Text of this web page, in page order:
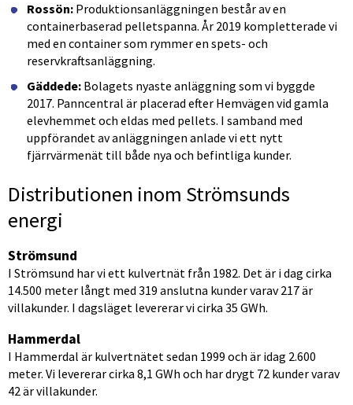
Rossön: Produktionsanläggningen består av en
containerbaserad pelletspanna. År 2019 kompletterade vi
med en container som rymmer en spets- och
reservkraftsanläggning.
Gäddede: Bolagets nyaste anläggning som vi byggde
2017. Panncentral är placerad efter Hemvägen vid gamla
elevhemmet och eldas med pellets. I samband med
uppförandet av anläggningen anlade vi ett nytt
fjärrvärmenät till både nya och befintliga kunder.
Distributionen inom Strömsunds
energi
Strömsund
I Strömsund har vi ett kulvertnät från 1982. Det är i dag cirka
14.500 meter långt med 319 anslutna kunder varav 217 är
villakunder. I dagsläget levererar vi cirka 35 GWh.
Hammerdal
I Hammerdal är kulvertnätet sedan 1999 och är idag 2.600
meter. Vi levererar cirka 8,1 GWh och har drygt 72 kunder varav
42 är villakunder.